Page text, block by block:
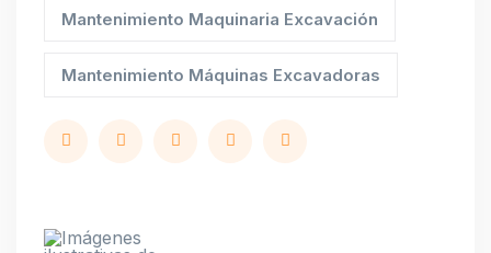
Mantenimiento Maquinaria Excavación
Mantenimiento Máquinas Excavadoras